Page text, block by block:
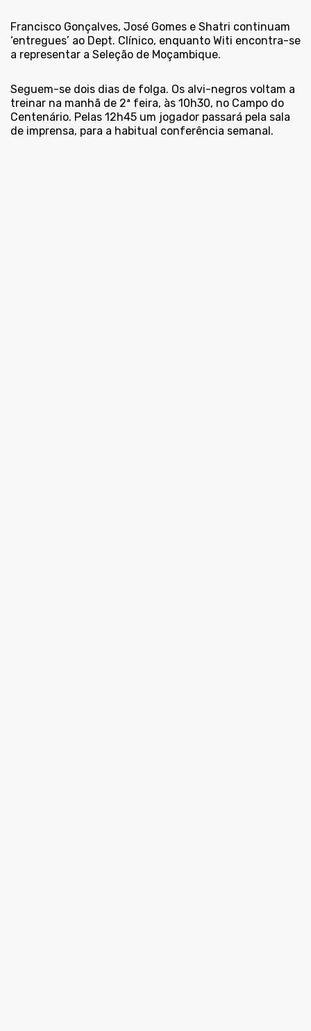
Francisco Gonçalves, José Gomes e Shatri continuam
‘entregues’ ao Dept. Clínico, enquanto Witi encontra-se
a representar a Seleção de Moçambique.
Seguem-se dois dias de folga. Os alvi-negros voltam a
treinar na manhã de 2ª feira, às 10h30, no Campo do
Centenário. Pelas 12h45 um jogador passará pela sala
de imprensa, para a habitual conferência semanal.